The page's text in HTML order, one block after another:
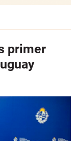
primer